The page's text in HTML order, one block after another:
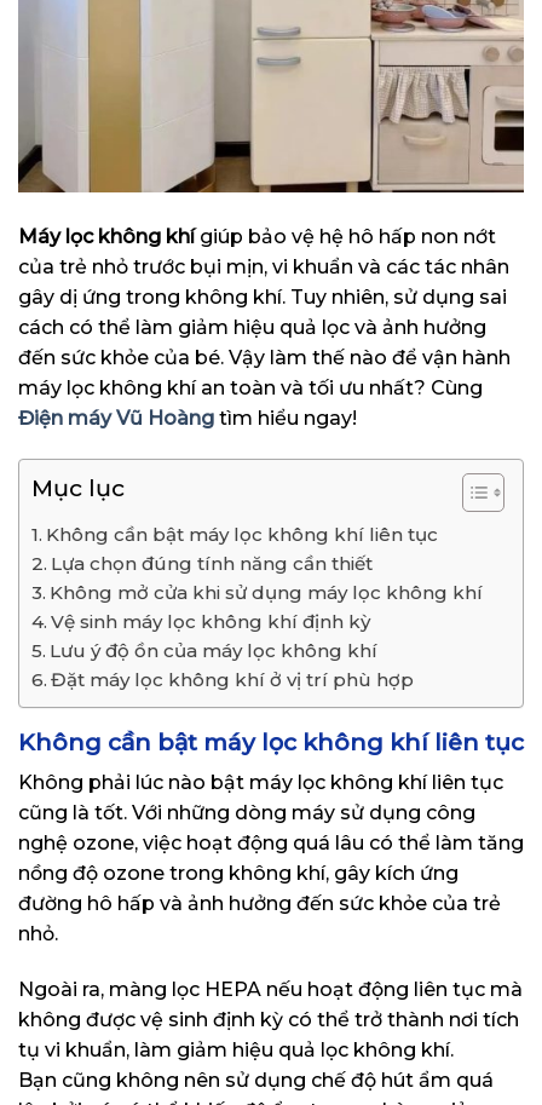
Máy lọc không khígiúp bảo vệ hệ hô hấp non nớt
của trẻ nhỏ trước bụi mịn, vi khuẩn và các tác nhân
gây dị ứng trong không khí. Tuy nhiên, sử dụng sai
cách có thể làm giảm hiệu quả lọc và ảnh hưởng
đến sức khỏe của bé. Vậy làm thế nào để vận hành
máy lọc không khí an toàn và tối ưu nhất? Cùng
Điện máy Vũ Hoàng tìm hiểu ngay!
Mục lục
Không cần bật máy lọc không khí liên tục
Lựa chọn đúng tính năng cần thiết
Không mở cửa khi sử dụng máy lọc không khí
Vệ sinh máy lọc không khí định kỳ
Lưu ý độ ồn của máy lọc không khí
Đặt máy lọc không khí ở vị trí phù hợp
Không cần bật máy lọc không khí liên tục
Không phải lúc nào bật máy lọc không khí liên tục
cũng là tốt. Với những dòng máy sử dụng công
nghệ ozone, việc hoạt động quá lâu có thể làm tăng
nồng độ ozone trong không khí, gây kích ứng
đường hô hấp và ảnh hưởng đến sức khỏe của trẻ
nhỏ.
Ngoài ra, màng lọc HEPA nếu hoạt động liên tục mà
không được vệ sinh định kỳ có thể trở thành nơi tích
tụ vi khuẩn, làm giảm hiệu quả lọc không khí.
Bạn cũng không nên sử dụng chế độ hút ẩm quá